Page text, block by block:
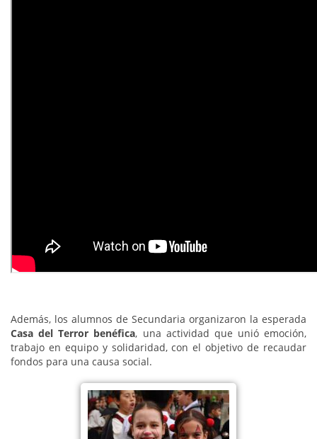
Además, los alumnos de Secundaria organizaron la esperada
Casa del Terror benéfica, una actividad que unió emoción,
trabajo en equipo y solidaridad, con el objetivo de recaudar
fondos para una causa social.